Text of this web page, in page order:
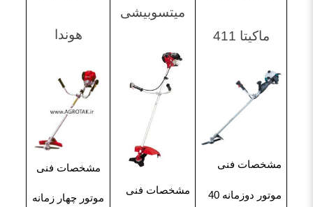
ماکیتا 411
مشخصات فنی
موتور دوزمانه 40
میتسوبیشی
مشخصات فنی
هوندا
مشخصات فنی
موتور چهار زمانه